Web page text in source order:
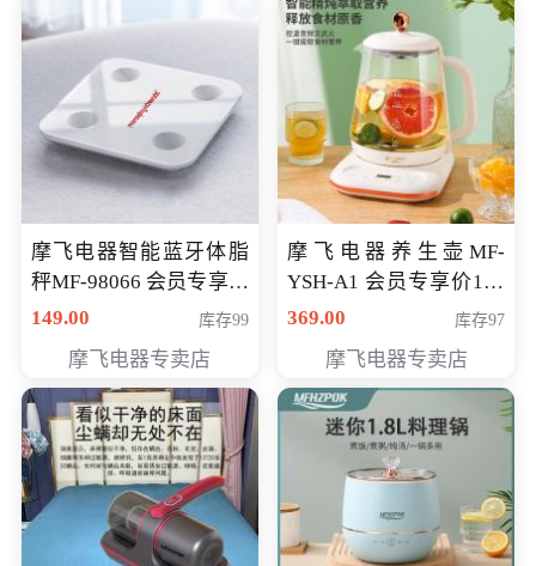
摩飞电器智能蓝牙体脂
秤MF-98066 会员专享价
98元
149.00 库存99
摩飞电器专卖店
摩飞电器养生壶MF-
YSH-A1 会员专享价198
元
369.00 库存97
摩飞电器专卖店